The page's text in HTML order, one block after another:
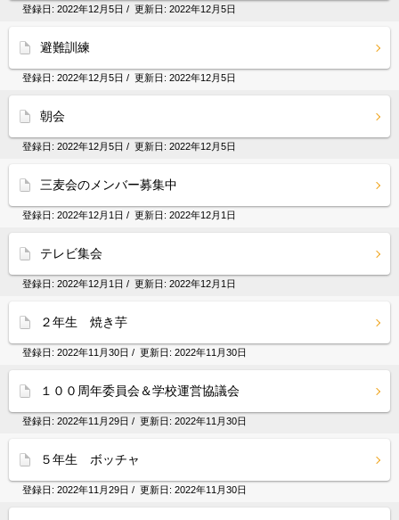
登録日: 2022年12月5日 / 更新日: 2022年12月5日
避難訓練
登録日: 2022年12月5日 / 更新日: 2022年12月5日
朝会
登録日: 2022年12月5日 / 更新日: 2022年12月5日
三麦会のメンバー募集中
登録日: 2022年12月1日 / 更新日: 2022年12月1日
テレビ集会
登録日: 2022年12月1日 / 更新日: 2022年12月1日
２年生 焼き芋
登録日: 2022年11月30日 / 更新日: 2022年11月30日
１００周年委員会＆学校運営協議会
登録日: 2022年11月29日 / 更新日: 2022年11月30日
５年生 ボッチャ
登録日: 2022年11月29日 / 更新日: 2022年11月30日